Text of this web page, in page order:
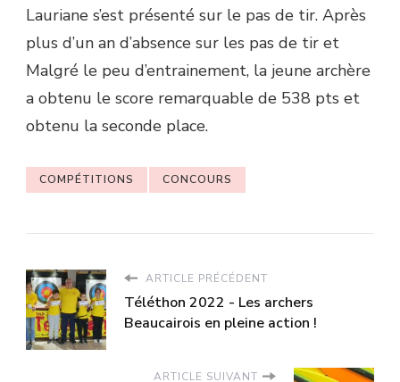
Lauriane s’est présenté sur le pas de tir. Après
plus d’un an d’absence sur les pas de tir et
Malgré le peu d’entrainement, la jeune archère
a obtenu le score remarquable de 538 pts et
obtenu la seconde place.
COMPÉTITIONS CONCOURS
ARTICLE PRÉCÉDENT
Téléthon 2022 - Les archers
Beaucairois en pleine action !
ARTICLE SUIVANT